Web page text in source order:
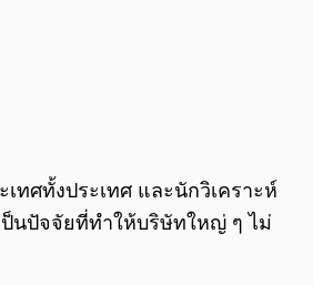
0:00/0:00
ทศทั้งประเทศ และนักวิเคราะห์
ป็นปัจจัยที่ทำให้บริษัทใหญ่ ๆ ไม่